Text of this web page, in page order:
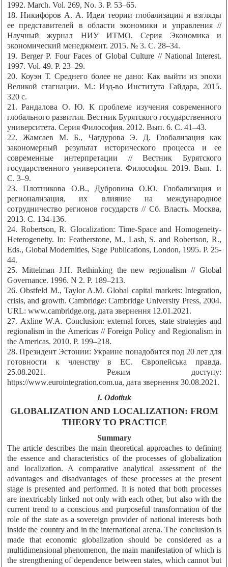
1992. March. Vol. 269, No. 3. P. 53‒65.
18. Никифоров А. А. Идеи теории глобализации и взгляды
ее представителей в области экономики и управления //
Научный журнал НИУ ИТМО. Серия Экономика и
экономический менеджмент. 2015. № 3. С. 28‒34.
19. Berger P. Four Faces of Global Culture // National Interest.
1997. Vol. 49. P. 23‒29.
20. Коуэн Т. Среднего более не дано: Как выйти из эпохи
Великой стагнации. М.: Изд-во Института Гайдара, 2015.
320 с.
21. Рандалова О. Ю. К проблеме изучения современного
глобального развития. Вестник Бурятского государственного
университета. Серия Философия. 2012. Вып. 6. С. 41‒43.
22. Жамсаев М. Б., Чагдурова Э. Д. Глобализация как
закономерный результат исторического процесса и ее
современные интерпретации // Вестник Бурятского
государственного университета. Философия. 2019. Вып. 1.
С. 3‒9.
23. Плотникова О.В., Дубровина О.Ю. Глобализация и
регионализация, их влияние на международное
сотрудничество регионов государств // Сб. Власть. Москва,
2013. С. 134-136.
24. Robertson, R. Glocalization: Time-Space and Homogeneity-
Heterogeneity. In: Featherstone, M., Lash, S. and Robertson, R.,
Eds., Global Modernities, Sage Publications, London, 1995. P. 25-
44.
25. Mittelman J.H. Rethinking the new regionalism // Global
Governance. 1996. N 2. Р. 189–213.
26. Obstfeld M., Taylor A.M. Global capital markets: Integration,
crisis, and growth. Cambridge: Cambridge University Press, 2004.
URL: www.cambridge.org, дата звернення 12.01.2021.
27. Axline W.A. Conclusion: external forces, state strategies and
regionalism in the Americas // Foreign Policy and Regionalism in
the Americas. 2010. P. 199–218.
28. Президент Эстонии: Украине понадобится под 20 лет для
готовности к членству в ЕС. Європейська правда.
25.08.2021. Режим доступу:
https://www.eurointegration.com.ua, дата звернення 30.08.2021.
I. Odotiuk
GLOBALIZATION AND LOCALIZATION: FROM
THEORY TO PRACTICE
Summary
The article describes the main theoretical approaches to defining
the essence and characteristics of the processes of globalization
and localization. A comparative analytical assessment of the
advantages and disadvantages of these processes at the present
stage is presented and performed. It is noted that both processes
are inextricably linked not only with each other, but also with the
current trend to a conscious and purposeful transformation of the
role of the state as a sovereign provider of national interests both
inside the country and in the international arena. The conclusion is
made that economic globalization should be considered as a
multidimensional phenomenon, the main manifestation of which is
the strengthening of dependence between states, which cannot but